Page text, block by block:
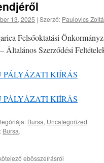
13, 2025 | Szerző: Paulovics
Felsőoktatási
Általános Szerződési
PÁLYÁZATI KIÍRÁS
PÁLYÁZATI KIÍRÁS
Bursa, Uncategorized
Bursa.
ebösszeírásról